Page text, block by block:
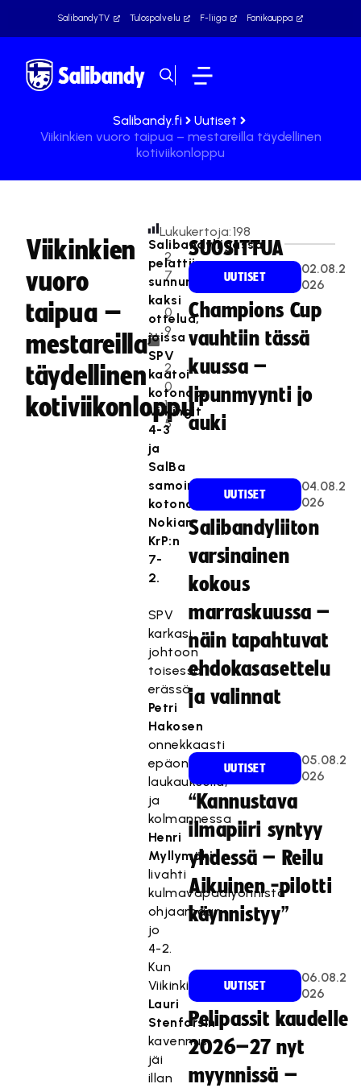
SalibandyTV Tulospalvelu F-liiga Fanikauppa
Salibandy.fi
Uutiset
Viikinkien vuoro taipua – mestareilla täydellinen
kotiviikonloppu
Viikinkien
vuoro
taipua –
mestareilla
täydellinen
kotiviikonloppu
2
7
.
0
9
.
2
0
1
5
Lukukertoja:198
Salibandyliigassa
pelattiin
sunnuntaina
kaksi
ottelua,
joissa
SPV
kaatoi
kotonaan
Viikingit
4-3
ja
SalBa
samoin
kotonaan
Nokian
KrP:n
7-
2.
SPV
karkasi
johtoon
toisessa
erässä
Petri
Hakosen
onnekkaasti
epäonnistuneella
laukauksella,
ja
kolmannessa
Henri
Myllymäki
livahti
kulmavapaalyönnistä
ohjaamaan
jo
4-2.
Kun
Viikinkien
Lauri
Stenforsin
kavennus
jäi
illan
SUOSITTUA
UUTISET
02.08.2
026
Champions Cup
vauhtiin tässä
kuussa –
lipunmyynti jo
auki
UUTISET
04.08.2
026
Salibandyliiton
varsinainen
kokous
marraskuussa –
näin tapahtuvat
ehdokasasettelu
ja valinnat
UUTISET
05.08.2
026
“Kannustava
ilmapiiri syntyy
yhdessä – Reilu
Aikuinen -pilotti
käynnistyy”
UUTISET
06.08.2
026
Pelipassit kaudelle
2026–27 nyt
myynnissä –